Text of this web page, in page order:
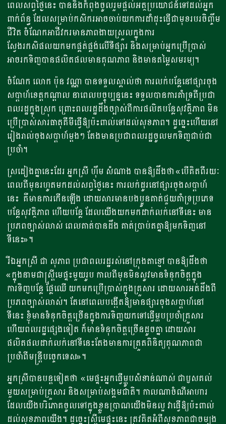
ពេលសព្វថ្ងៃនេះ បាននិងកំពុងចូលរួមផ្តល់អត្ថប្រយោជន៍ទៅដល់អ្នក
ពាក់ព័ន្ធ ដែលសម្រាប់កសិករអាចចាប់យកការដាំដុះធ្វើជាមុខរបរចិញ្ចឹម
ជីវិត ចំណែកអាជីវករមានភាពងាយស្រួលក្នុងការ
ស្វែងរកសិផលយកមកផ្គត់ផ្គង់លើទីផ្សារ និងសម្រាប់អ្នកប្រើប្រាស់
អាចរកទិញបានផលិតផលមានគុណភាព និងមានតម្លៃសមរម្យ។
ចំណែក លោក ប៉ុន វណ្ណា បានទទួលស្គាល់ថា ការលក់បន្លែនៅផ្សារចុង
សប្តាហ៍ខេត្តកណ្តាល នាពេលបច្ចុប្បន្ននេះ ទទួលបានការគាំទ្រពីប្រជា
ពលរដ្ឋក្នុងស្រុក ព្រោះពលរដ្ឋដឹងច្បាស់ពីការផលិតបន្លែសុវត្ថិភាព មិន
ប្រើប្រាស់សារធាតុគីមីធ្វើឱ្យប៉ះពាល់ទៅដល់សុខភាព។ ដូច្នេះហើយនៅ
រៀងរាល់ចុងសប្តាហ៍ម្តងៗ តែងមានប្រជាពលរដ្ឋចូលមកទិញជាប់ជា
ប្រចាំ។
ស្រដៀងគ្នានេះដែរ អ្នកស្រី ហ៊ឹម សំណាង បានឱ្យដឹងថា «បើគិតពីរយៈ
ពេលពីមុនរហូតមកដល់សព្វថ្ងៃនេះ ការលក់ដូរនៅផ្សារចុងសប្តាហ៍
នេះ គឺមានការកើនឡើង ដោយសារមានបងប្អូនគាត់ជួយគាំទ្រប្រភេទ
បន្លែសុវត្ថិភាព ហើយបន្លែ ដែលយើងយកមកដាក់លក់នៅទីនេះ មាន
ប្រភពច្បាស់លាស់ ពេលគាត់បានដឹង គាត់ប្រាប់តគ្នាឱ្យមកទិញនៅ
ទីនេះ»។
រីឯអ្នកស្រី ជា សុភាព ប្រជាពលរដ្ឋរស់នៅក្រុងតាខ្មៅ បានឱ្យដឹងថា
«ក្នុងនាមជាស្ត្រីមេផ្ទះមួយរូប កាលពីមុនមិនសូវមានទំនុកចិត្តក្នុង
ការទិញបន្លែ ផ្លែឈើ យកមកប្រើប្រាស់ក្នុងគ្រួសារ ដោយសារអត់ដឹងពី
ប្រភពច្បាស់លាស់។ តែនៅពេលបង្កើតឱ្យមានផ្សារចុងសប្តាហ៍នៅ
ទីនេះ ខ្ញុំមានទំនុកចិត្តច្រើនក្នុងការទិញយកទៅធ្វើម្ហបប្រចាំគ្រួសារ
ហើយពលរដ្ឋផ្សេងទៀត ក៏មានទំនុកចិត្តច្រើនដូចគ្នា ដោយសារ
ផលិតផលដាក់លក់នៅទីនេះតែងមានការត្រួតពិនិត្យគុណភាពជា
ប្រចាំពីមន្ត្រីបច្ចេកទេស»។
អ្នកស្រីបានបន្តទៀតថា «មេផ្ទះអ្នកធ្វើម្ហូបសំខាន់ណាស់ ជាឫសគល់
មួយសម្រាប់គ្រួសារ និងសម្រាប់សង្គមជាតិ។ កាលណាចំណីអាហារ
ដែលយើងបរិភោគចូលទៅក្នុងខ្លួនប្រាណយើងមិនល្អ វាធ្វើឱ្យប៉ះពាល់
ដល់សុខភាពយើង។ ដូច្នេះស្ត្រីមេផ្ទះនេះ ត្រូវគិតអំពីសុខភាពជាចម្បង